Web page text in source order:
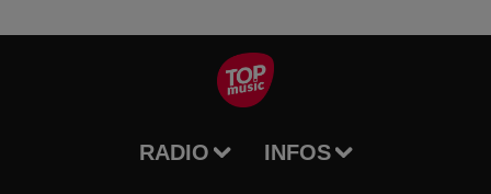
RADIO INFOS